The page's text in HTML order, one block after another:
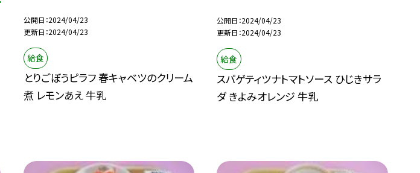
公開日 2024/04/23
更新日 2024/04/23
給食
とりごぼうピラフ 春キャベツのクリーム
煮 レモンあえ 牛乳
公開日 2024/04/23
更新日 2024/04/23
給食
スパゲティツナトマトソース ひじきサラ
ダ きよみオレンジ 牛乳